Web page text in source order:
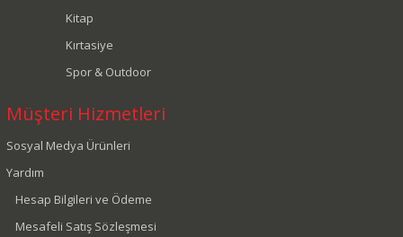
Kitap
Kırtasiye
Spor & Outdoor
Müşteri Hizmetleri
Sosyal Medya Ürünleri
Yardım
Hesap Bilgileri ve Ödeme
Mesafeli Satış Sözleşmesi